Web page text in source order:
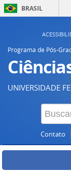
BRASIL
Programa de Pós-
UNIVERSIDADE
Contato